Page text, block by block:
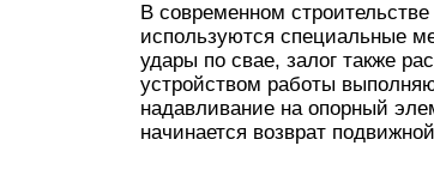
В современном
используются специальные
удары по свае, залог также
устройством работы
надавливание на опорный
начинается возврат